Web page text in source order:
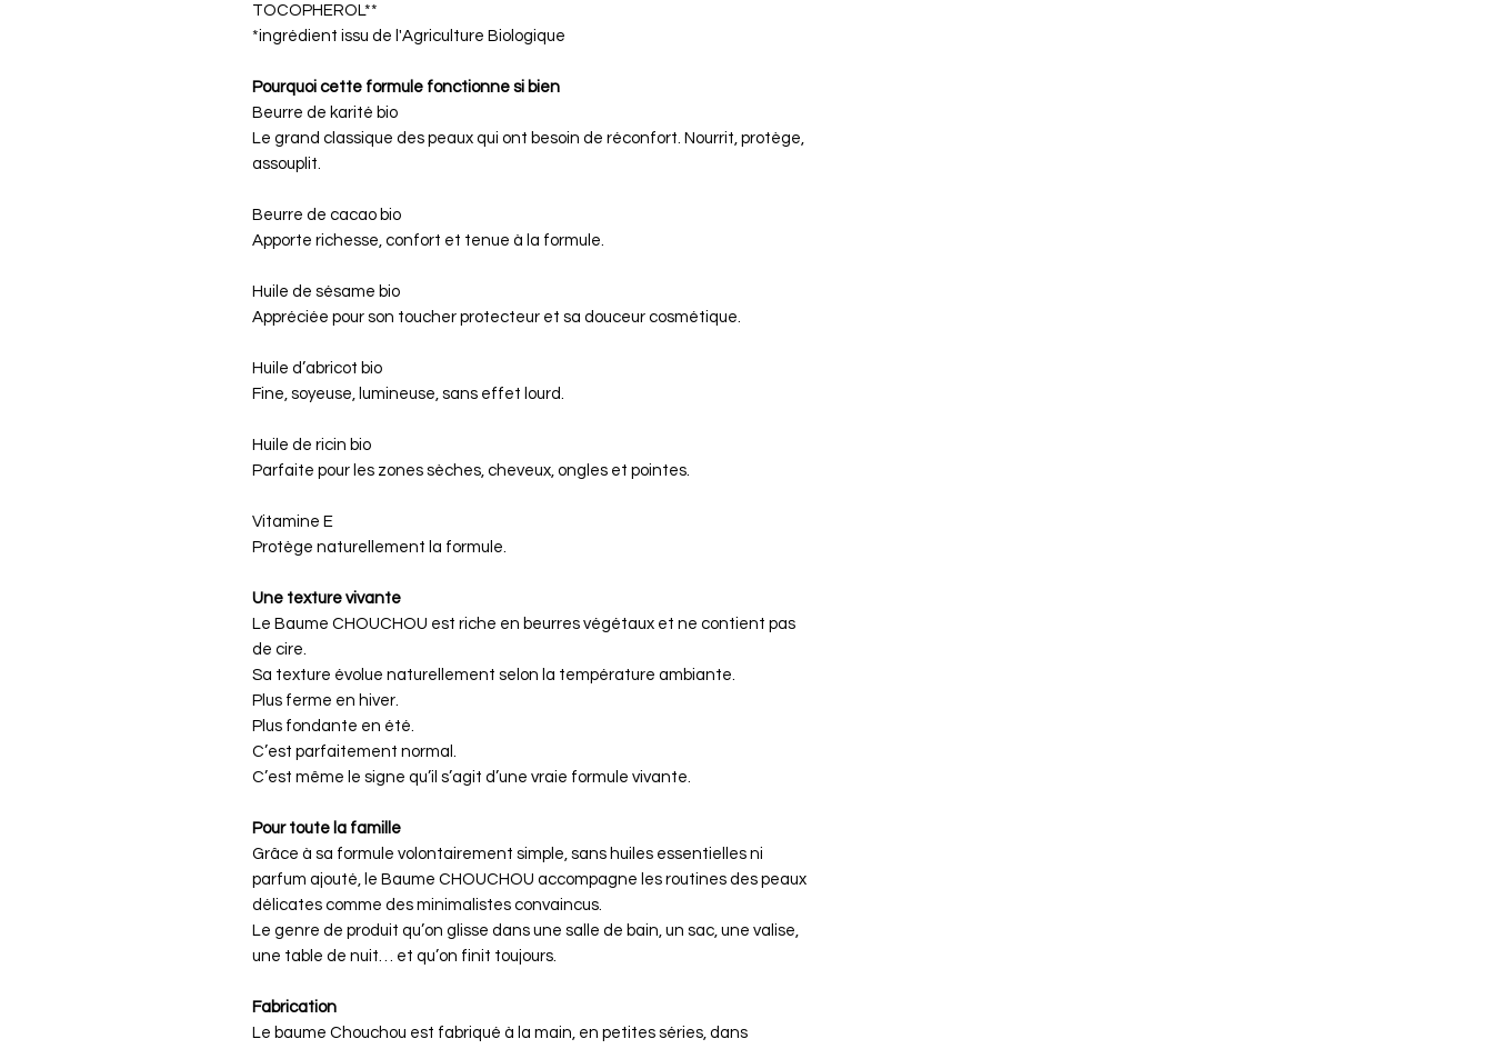
TOCOPHEROL**
*ingrédient issu de l'Agriculture Biologique
Pourquoi cette formule fonctionne si bien
Beurre de karité bio
Le grand classique des peaux qui ont besoin de réconfort. Nourrit, protège,
assouplit.
Beurre de cacao bio
Apporte richesse, confort et tenue à la formule.
Huile de sésame bio
Appréciée pour son toucher protecteur et sa douceur cosmétique.
Huile d’abricot bio
Fine, soyeuse, lumineuse, sans effet lourd.
Huile de ricin bio
Parfaite pour les zones sèches, cheveux, ongles et pointes.
Vitamine E
Protège naturellement la formule.
Une texture vivante
Le Baume CHOUCHOU est riche en beurres végétaux et ne contient pas
de cire.
Sa texture évolue naturellement selon la température ambiante.
Plus ferme en hiver.
Plus fondante en été.
C’est parfaitement normal.
C’est même le signe qu’il s’agit d’une vraie formule vivante.
Pour toute la famille
Grâce à sa formule volontairement simple, sans huiles essentielles ni
parfum ajouté, le Baume CHOUCHOU accompagne les routines des peaux
délicates comme des minimalistes convaincus.
Le genre de produit qu’on glisse dans une salle de bain, un sac, une valise,
une table de nuit… et qu’on finit toujours.
Fabrication
Le baume Chouchou est fabriqué à la main, en petites séries, dans